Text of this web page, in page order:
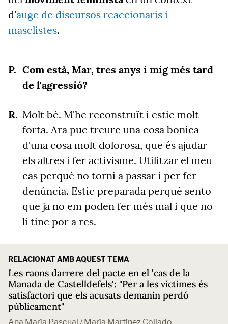
d'auge de discursos reaccionaris i
masclistes.
Com està, Mar, tres anys i mig més tard
de l'agressió?
Molt bé. M'he reconstruït i estic molt
forta. Ara puc treure una cosa bonica
d'una cosa molt dolorosa, que és ajudar
els altres i fer activisme. Utilitzar el meu
cas perquè no torni a passar i per fer
denúncia. Estic preparada perquè sento
que ja no em poden fer més mal i que no
li tinc por a res.
RELACIONAT AMB AQUEST TEMA
Les raons darrere del pacte en el 'cas de la
Manada de Castelldefels': "Per a les víctimes és
satisfactori que els acusats demanin perdó
públicament"